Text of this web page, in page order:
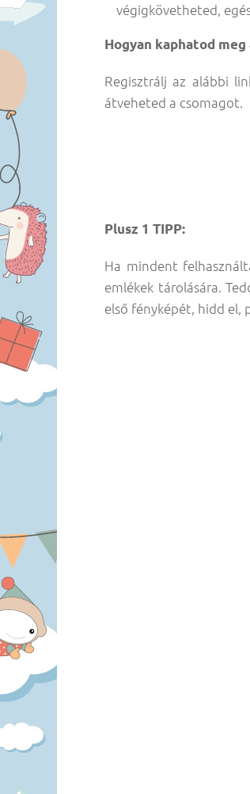
végigkövetheted,
Hogyan kaphatod meg
Regisztrálj az alábbi
átveheted a csomagot.
Plusz 1 TIPP:
Ha mindent
emlékek tárolására.
első fényképét, hidd el,